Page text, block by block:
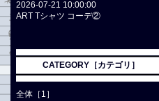
2026-07-21 10:00:00
ART Tシャツ コーデ②
CATEGORY［カテゴリ］
全体［1］